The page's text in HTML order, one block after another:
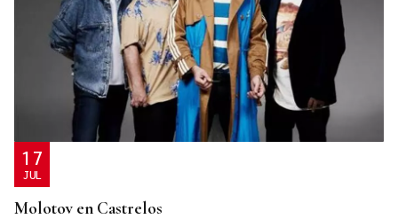
17
JUL
Molotov en Castrelos